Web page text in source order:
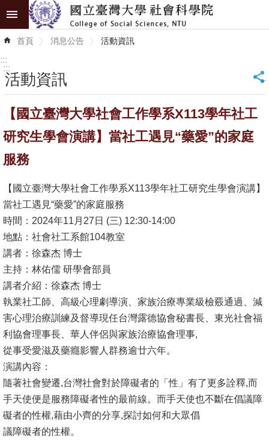
跳到主要內容區塊
進
階
識
學
術
單
位
研
究
消
息
公
告
國
際
化
高
首頁 消息公告 活動資訊
:::
:::
活動資訊 _
【國立臺灣大學社會工作學系X113學年社工
研究生學會演講】當社工遇見“藥愛”的家庭
服務
【國立臺灣大學社會工作學系X113學年社工研究生學會演講】
當社工遇見“藥愛”的家庭服務
時間：2024年11月27日 (三) 12:30-14:00
地點：社會社工系館104教室
講者：徐森杰 博士
主持：林佑儒 研學會部員
講者介紹：徐森杰 博士
執業社工師、高級心理劇導演、家族治療專業級檢覈通過、減
害心理治療訓練及督導現任台灣露德協會秘書長、東光社會福
利協會理事長、華人伴侶與家族治療協會理事,
從事受愛滋及藥癮影響人群務逾廿六年。
演講內容：
隨著社會變遷,台灣社會對於障礙者的「性」有了更多詮釋,而
手天使便是服務障礙者性的最前線。而手天使也不斷在倡議障
礙者的性權,藉由小齊的分享,探討如何和大眾倡
議障礙者的性權。